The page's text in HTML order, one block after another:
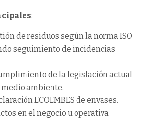
:
de residuos según la norma ISO
seguimiento de incidencias
de la legislación actual
ambiente.
ECOEMBES de envases.
en el negocio u operativa